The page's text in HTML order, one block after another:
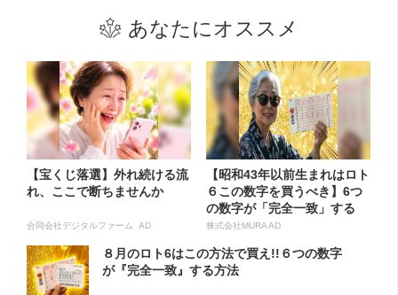
あなたにオススメ
【宝くじ落選】外れ続ける流
れ、ここで断ちませんか
合同会社デジタルファーム AD
【昭和43年以前生まれはロト
６この数字を買うべき】6つ
の数字が「完全一致」する
方...
株式会社MURA AD
８月のロト6はこの方法で買え!!６つの数字
が『完全一致』する方法